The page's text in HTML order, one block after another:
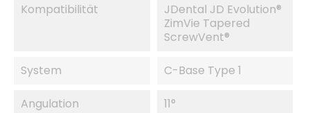
Kompatibilität
JDental JD Evolution®
ZimVie Tapered
ScrewVent®
System C-Base Type 1
Angulation 11°